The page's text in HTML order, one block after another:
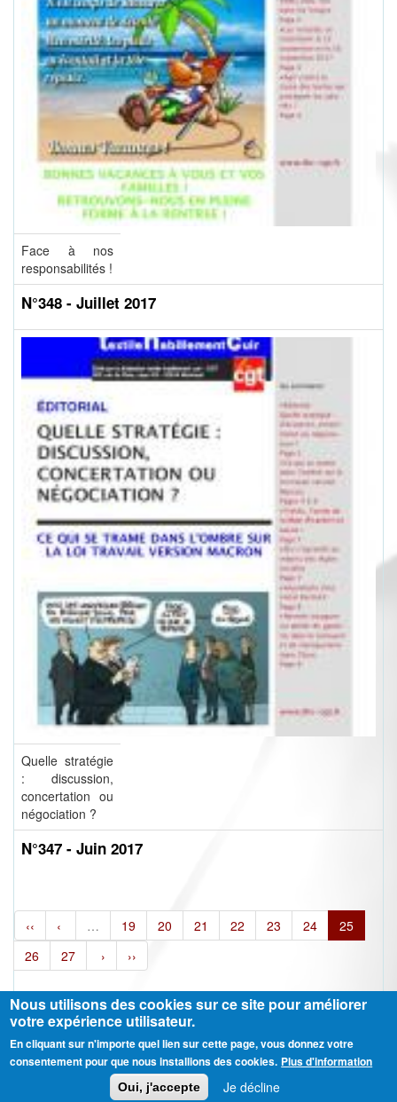
Face à nos
responsabilités !
N°348 - Juillet 2017
Quelle stratégie
: discussion,
concertation ou
négociation ?
N°347 - Juin 2017
‹‹ ‹ … 19 20 21 22 23 24
25
26
27 › ››
Ⓒ CGT Fédération THCB - Tous les droits réservés - Mentions légales
Contactez-nous
Nous utilisons des cookies sur ce site pour améliorer
votre expérience utilisateur.
En cliquant sur n'importe quel lien sur cette page, vous donnez votre
consentement pour que nous installions des cookies. Plus d'information
Oui, j'accepte Je décline